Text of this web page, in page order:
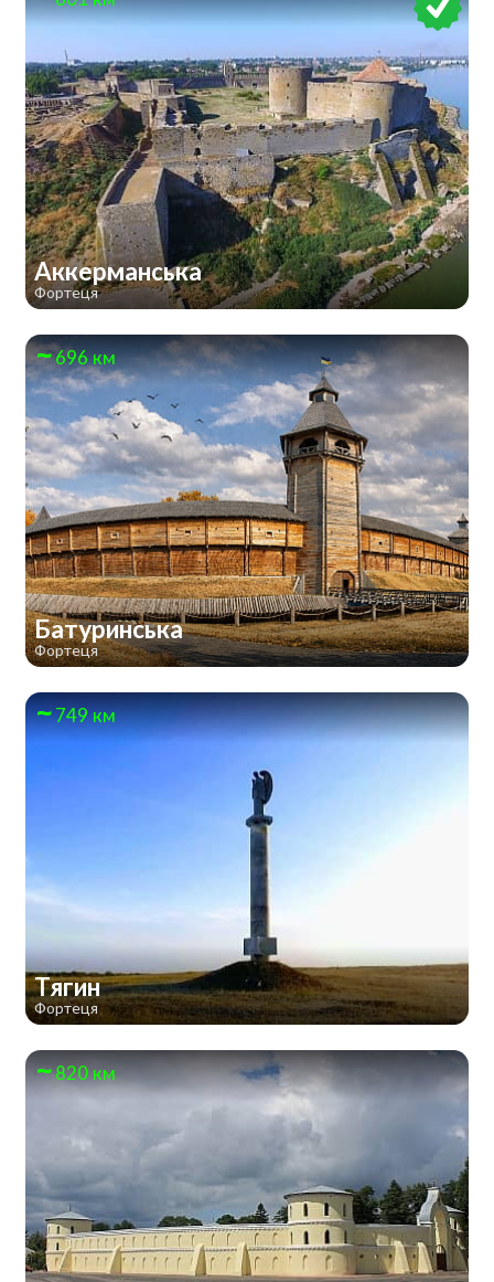
Аккерманська
Фортеця
696 км
Батуринська
Фортеця
749 км
Тягин
Фортеця
820 км